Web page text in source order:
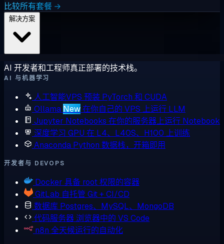
比较所有套餐 →
AI 开发者和工程师真正部署的技术栈。
AI 与机器学习
人工智能VPS 预装 PyTorch 和 CUDA
Ollama New在你自己的 VPS 上运行 LLM
Jupyter Notebooks 在你的服务器上运行 Notebook
深度学习 GPU 在 L4、L40S、H100 上训练
Anaconda Python 数据栈，开箱即用
开发者与 DEVOPS
Docker 具备 root 权限的容器
GitLab 自托管 Git + CI/CD
数据库 Postgres、MySQL、MongoDB
代码服务器 浏览器中的 VS Code
n8n 全天候运行的自动化